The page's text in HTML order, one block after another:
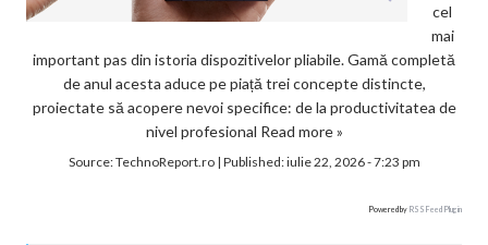
cel
mai
important pas din istoria dispozitivelor pliabile. Gamă completă
de anul acesta aduce pe piață trei concepte distincte,
proiectate să acopere nevoi specifice: de la productivitatea de
nivel profesional Read more »
Source:TechnoReport.ro| Published:iulie 22, 2026 - 7:23 pm
Powered by RSS Feed Plugin